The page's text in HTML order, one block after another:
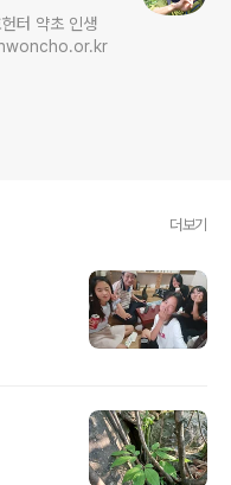
터 약초 인생
더보기